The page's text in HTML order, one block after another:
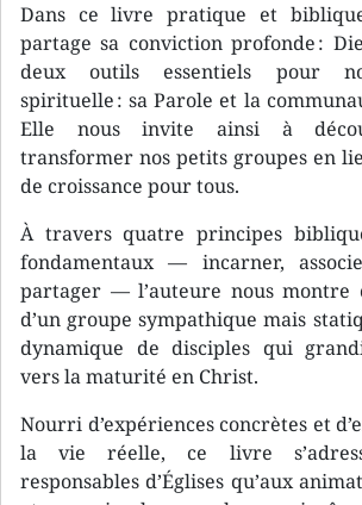
Dans ce livre pratique et
partage sa conviction profonde :
deux outils essentiels pour
spirituelle : sa Parole et la
Elle nous invite ainsi à
transformer nos petits groupes en
de croissance pour tous.
À travers quatre principes
fondamentaux — incarner,
partager — l’auteure nous montre
d’un groupe sympathique mais
dynamique de disciples qui
vers la maturité en Christ.
Nourri d’expériences concrètes et
la vie réelle, ce livre
responsables d’Églises qu’aux